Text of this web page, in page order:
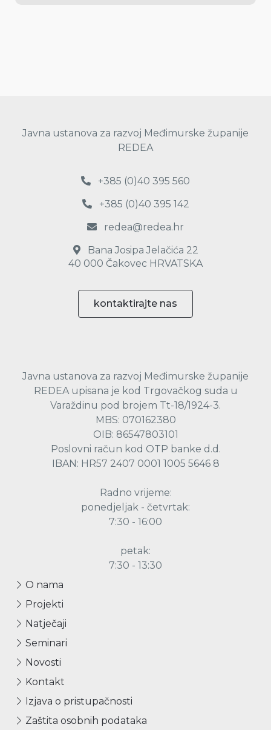
Javna ustanova za razvoj Međimurske županije
REDEA
+385 (0)40 395 560
+385 (0)40 395 142
redea@redea.hr
Bana Josipa Jelačića 22
40 000 Čakovec HRVATSKA
kontaktirajte nas
Javna ustanova za razvoj Međimurske županije
REDEA upisana je kod Trgovačkog suda u
Varaždinu pod brojem Tt-18/1924-3.
MBS: 070162380
OIB: 86547803101
Poslovni račun kod OTP banke d.d.
IBAN: HR57 2407 0001 1005 5646 8
Radno vrijeme:
ponedjeljak - četvrtak:
7:30 - 16:00
petak:
7:30 - 13:30
O nama
Projekti
Natječaji
Seminari
Novosti
Kontakt
Izjava o pristupačnosti
Zaštita osobnih podataka